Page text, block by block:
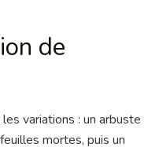
de
variations : un arbuste
mortes, puis un